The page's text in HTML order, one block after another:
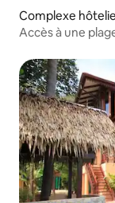
Complexe
Accès à une